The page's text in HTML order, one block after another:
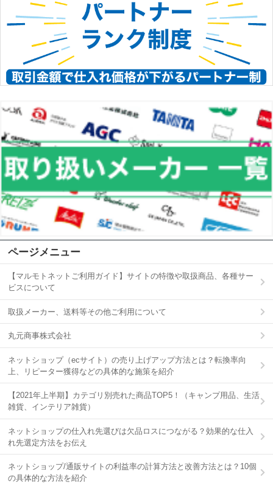
ページメニュー
【マルモトネットご利用ガイド】サイトの特徴や取扱商品、各種サー
ビスについて
取扱メーカー、送料等その他ご利用について
丸元商事株式会社
ネットショップ（ecサイト）の売り上げアップ方法とは？転換率向
上、リピーター獲得などの具体的な施策を紹介
【2021年上半期】カテゴリ別売れた商品TOP5！（キャンプ用品、生活
雑貨、インテリア雑貨）
ネットショップの仕入れ先選びは欠品ロスにつながる？効果的な仕入
れ先選定方法をお伝え
ネットショップ/通販サイトの利益率の計算方法と改善方法とは？10個
の具体的な方法を紹介